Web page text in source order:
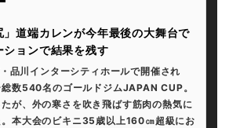
」道端カレンが今年最後の大舞台で
ションで結果を残す
品川インターシティホールで開催され
数540名のゴールドジムJAPAN CUP。
が、外の寒さを吹き飛ばす筋肉の熱気に
本大会のビキニ35歳以上160㎝超級にお